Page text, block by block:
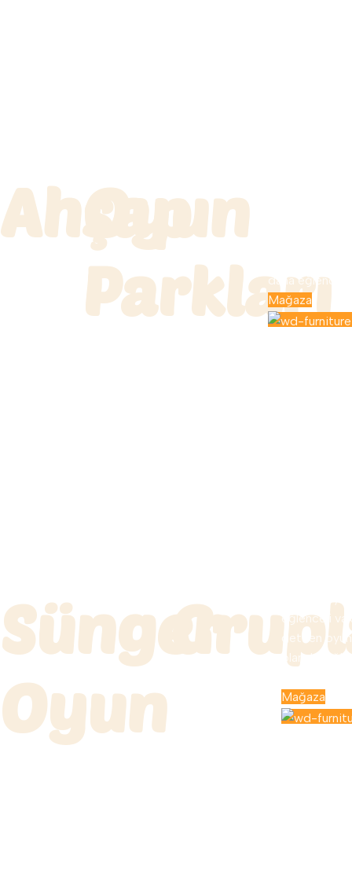
Ahşap
Oyun
Parkları
daha eğlenceli...
Mağaza
Sünger
Oyun
eğlenceli
getiren oyun
olanak
Mağaza